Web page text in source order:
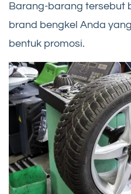
Barang-barang tersebut
brand bengkel Anda
bentuk promosi.